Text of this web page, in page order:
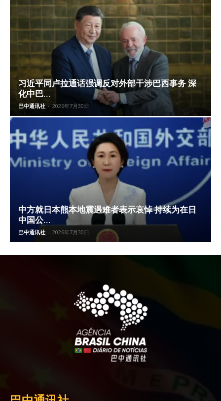
习近平同卢拉通话强调反对外部干涉巴西事务 深
化中巴...
巴中通讯社 - 2026年7月30日
中方就日本熊本地震遇难者表示哀悼 持续为在日
中国公...
巴中通讯社 - 2026年7月30日